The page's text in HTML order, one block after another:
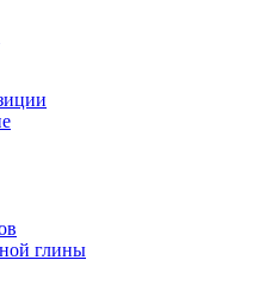
глины